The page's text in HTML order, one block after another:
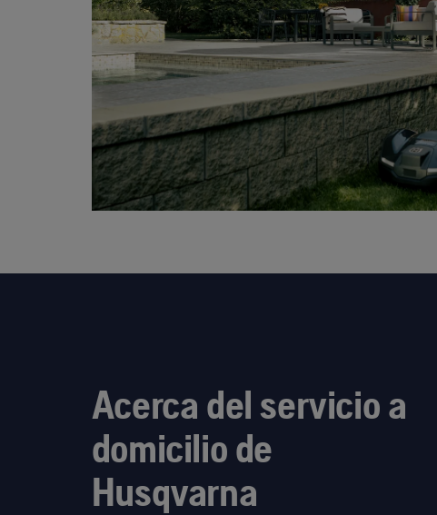
Acerca del servicio a
domicilio de
Husqvarna